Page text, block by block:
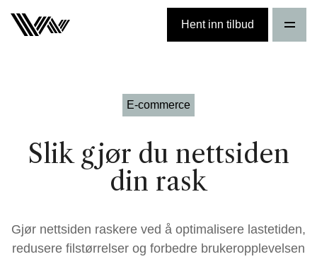
Hent inn tilbud
E-commerce
Slik gjør du nettsiden
din rask
Gjør nettsiden raskere ved å optimalisere lastetiden,
redusere filstørrelser og forbedre brukeropplevelsen